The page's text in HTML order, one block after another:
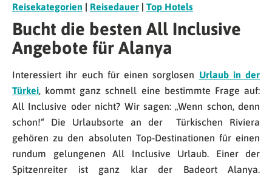
Reisekategorien
Reisedauer Top Hotels
Bucht die besten All Inclusive
Angebote für Alanya
Interessiert ihr euch für einen sorglosen Urlaub in der
Türkei, kommt ganz schnell eine bestimmte Frage auf:
All Inclusive oder nicht? Wir sagen: „Wenn schon, denn
schon!“ Die Urlaubsorte an der Türkischen Riviera
gehören zu den absoluten Top-Destinationen für einen
rundum gelungenen All Inclusive Urlaub. Einer der
Spitzenreiter ist ganz klar der Badeort Alanya.